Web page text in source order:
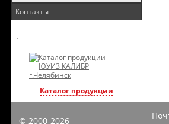
Контакты
Каталог продукции
© 2000-2026